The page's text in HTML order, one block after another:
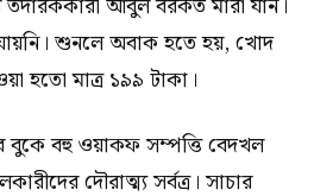
শুনলে অবাক হতে হয়, খোদ
হতো মাত্র ১৯৯ টাকা।
বহু ওয়াকফ সম্পত্তি বেদখল
দৌরাত্ম্য সর্বত্র। সাচার